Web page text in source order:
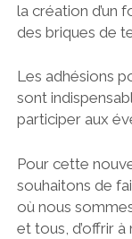
la création d’un
des briques de
Les adhésions
sont
participer aux
Pour cette
souhaitons de
où nous
et tous, d’offrir